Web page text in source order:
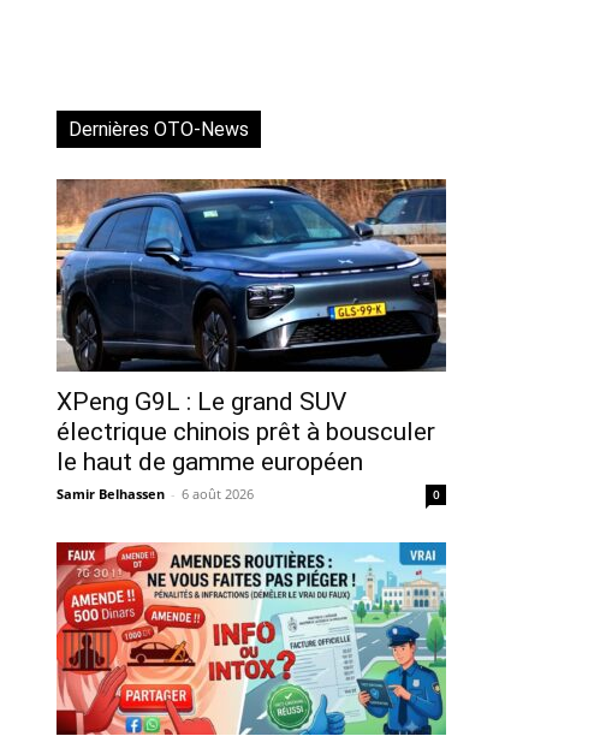
Dernières OTO-News
XPeng G9L : Le grand SUV
électrique chinois prêt à bousculer
le haut de gamme européen
Samir Belhassen - 6 août 2026 0